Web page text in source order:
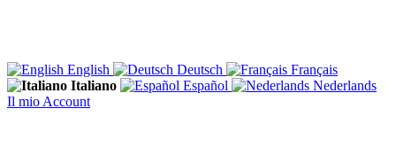
English Deutsch
Français
Italiano
Español
Nederlands
Il mio Account